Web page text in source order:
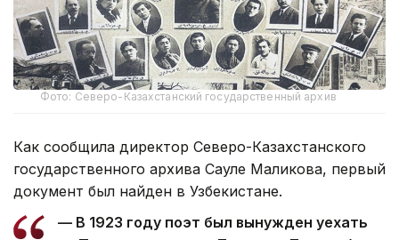
Фото: Северо-Казахстанский государственный архив
Как сообщила директор Северо-Казахстанского
государственного архива Сауле Маликова, первый
документ был найден в Узбекистане.
— В 1923 году поэт был вынужден уехать